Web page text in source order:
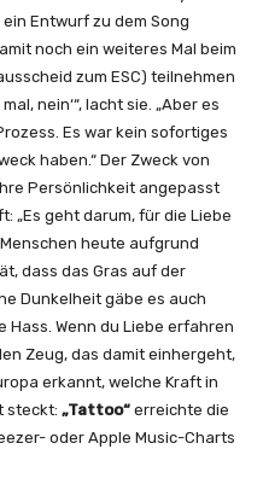
Entwurf zu dem Song
noch ein weiteres Mal beim
zum ESC) teilnehmen
nein‘“, lacht sie. „Aber es
Es war kein sofortiges
haben.“ Der Zweck von
Persönlichkeit angepasst
„Es geht darum, für die Liebe
heute aufgrund
dass das Gras auf der
Dunkelheit gäbe es auch
Hass. Wenn du Liebe erfahren
Zeug, das damit einhergeht,
erkannt, welche Kraft in
steckt: „Tattoo“ erreichte die
oder Apple Music-Charts